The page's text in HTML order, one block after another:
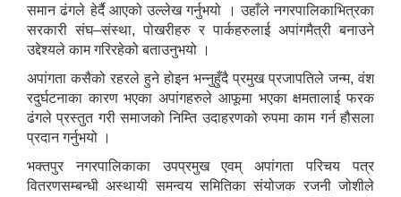
समान ढंगले हेर्दै आएको उल्लेख गर्नुभयो । उहाँले नगरपालिकाभित्रका
सरकारी संघ–संस्था, पोखरीहरु र पार्कहरुलाई अपांगमैत्री बनाउने
उद्देश्यले काम गरिरहेको बताउनुभयो ।
अपांगता कसैको रहरले हुने होइन भन्नुहुँदै प्रमुख प्रजापतिले जन्म, वंश
रदुर्घटनाका कारण भएका अपांगहरुले आफूमा भएका क्षमतालाई फरक
ढंगले प्रस्तुत गरी समाजको निम्ति उदाहरणको रुपमा काम गर्न हौसला
प्रदान गर्नुभयो ।
भक्तपुर नगरपालिकाका उपप्रमुख एवम् अपांगता परिचय पत्र
वितरणसम्बन्धी अस्थायी समन्वय समितिका संयोजक रजनी जोशीले